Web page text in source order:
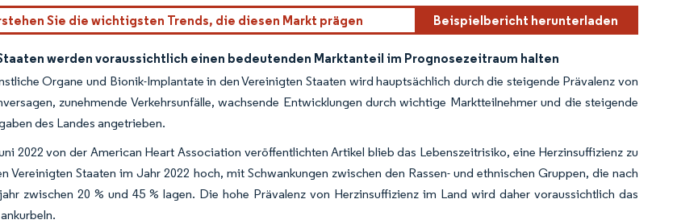
Wiederverwendung erfordert Namensnennung gemäß CC BY 4.0.
Sie die wichtigsten Trends, die diesen Markt prägen Beispielbericht herunterladen
werden voraussichtlich einen bedeutenden Marktanteil im Prognosezeitraum halten
Organe und Bionik-Implantate in den Vereinigten Staaten wird hauptsächlich durch die steigende Prävalenz von
zunehmende Verkehrsunfälle, wachsende Entwicklungen durch wichtige Marktteilnehmer und die steigende
des Landes angetrieben.
2022 von der American Heart Association veröffentlichten Artikel blieb das Lebenszeitrisiko, eine Herzinsuffizienz zu
Vereinigten Staaten im Jahr 2022 hoch, mit Schwankungen zwischen den Rassen- und ethnischen Gruppen, die nach
zwischen 20 % und 45 % lagen. Die hohe Prävalenz von Herzinsuffizienz im Land wird daher voraussichtlich das